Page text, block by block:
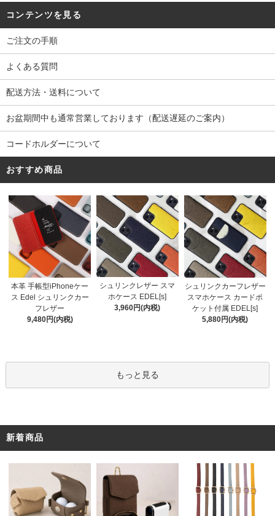
コンテンツを見る
ご注文の手順
よくある質問
配送方法・送料について
お盆期間中も通常営業しております（配送遅延のご案内）
コードホルダーについて
おすすめ商品
本革 手帳型iPhoneケー
ス Edel シュリンクカー
フレザー
9,480円(内税)
シュリンクレザー スマ
ホケース EDEL[s]
3,960円(内税)
シュリンクカーフレザー
スマホケース カードポ
ケット付属 EDEL[s]
5,880円(内税)
もっと見る
新着商品